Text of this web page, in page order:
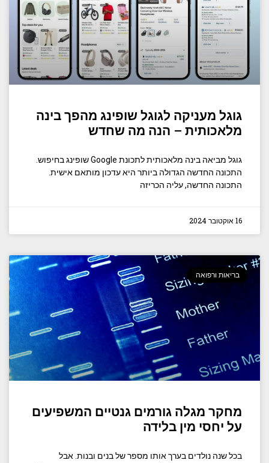
גוגל מעניקה לגוגל שופינג מהפך בינה
מלאכותית – הנה מה שחדש
גוגל מביאה בינה מלאכותית לתכונת Google שופינג בחיפוש.
התכונה החדשה הגדולה ביותר היא עדכון מותאם אישית.
התכונה החדשה, עליה הכריזה
16 אוקטובר 2024
בריאות ורפואה
מחקר מגלה גורמים גנטיים המשפיעים
על יחסי מין בלידה
בכל שנה נולדים בערך אותו מספר של בנים ובנות. אבל